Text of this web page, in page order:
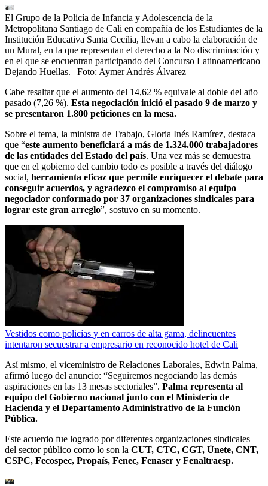
El Grupo de la Policía de Infancia y Adolescencia de la
Metropolitana Santiago de Cali en compañía de los Estudiantes de la
Institución Educativa Santa Cecilia, llevan a cabo la elaboración de
un Mural, en la que representan el derecho a la No discriminación y
en el que se encuentran participando del Concurso Latinoamericano
Dejando Huellas. | Foto: Aymer Andrés Álvarez
Cabe resaltar que el aumento del 14,62 % equivale al doble del año
pasado (7,26 %). Esta negociación inició el pasado 9 de marzo y
se presentaron 1.800 peticiones en la mesa.
Sobre el tema, la ministra de Trabajo, Gloria Inés Ramírez, destaca
que “este aumento beneficiará a más de 1.324.000 trabajadores
de las entidades del Estado del país. Una vez más se demuestra
que en el gobierno del cambio todo es posible a través del diálogo
social, herramienta eficaz que permite enriquecer el debate para
conseguir acuerdos, y agradezco el compromiso al equipo
negociador conformado por 37 organizaciones sindicales para
lograr este gran arreglo”, sostuvo en su momento.
Vestidos como policías y en carros de alta gama, delincuentes
intentaron secuestrar a empresario en reconocido hotel de Cali
Así mismo, el viceministro de Relaciones Laborales, Edwin Palma,
afirmó luego del anuncio: “Seguiremos negociando las demás
aspiraciones en las 13 mesas sectoriales”. Palma representa al
equipo del Gobierno nacional junto con el Ministerio de
Hacienda y el Departamento Administrativo de la Función
Pública.
Este acuerdo fue logrado por diferentes organizaciones sindicales
del sector público como lo son la CUT, CTC, CGT, Únete, CNT,
CSPC, Fecospec, Propaís, Fenec, Fenaser y Fenaltraesp.